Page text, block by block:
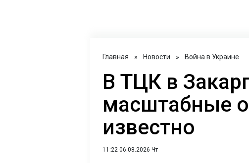
Главная » Новости » Война в Украине
В ТЦК в
масштабные
известно
11:22 06.08.2026 Чт